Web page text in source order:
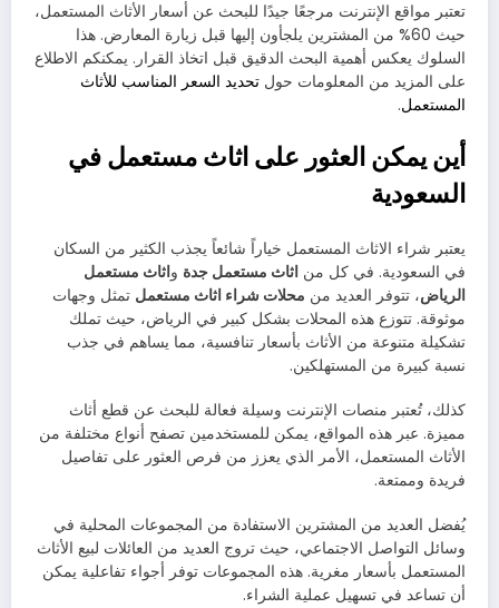
تعتبر مواقع الإنترنت مرجعًا جيدًا للبحث عن أسعار الأثاث المستعمل،
حيث 60% من المشترين يلجأون إليها قبل زيارة المعارض. هذا
السلوك يعكس أهمية البحث الدقيق قبل اتخاذ القرار. يمكنكم الاطلاع
على المزيد من المعلومات حول تحديد السعر المناسب للأثاث
المستعمل.
أين يمكن العثور على اثاث مستعمل في
السعودية
يعتبر شراء الاثاث المستعمل خياراً شائعاً يجذب الكثير من السكان
في السعودية. في كل من اثاث مستعمل جدة واثاث مستعمل
الرياض، تتوفر العديد من محلات شراء اثاث مستعمل تمثل وجهات
موثوقة. تتوزع هذه المحلات بشكل كبير في الرياض، حيث تملك
تشكيلة متنوعة من الأثاث بأسعار تنافسية، مما يساهم في جذب
نسبة كبيرة من المستهلكين.
كذلك، تُعتبر منصات الإنترنت وسيلة فعالة للبحث عن قطع أثاث
مميزة. عبر هذه المواقع، يمكن للمستخدمين تصفح أنواع مختلفة من
الأثاث المستعمل، الأمر الذي يعزز من فرص العثور على تفاصيل
فريدة وممتعة.
يُفضل العديد من المشترين الاستفادة من المجموعات المحلية في
وسائل التواصل الاجتماعي، حيث تروج العديد من العائلات لبيع الأثاث
المستعمل بأسعار مغرية. هذه المجموعات توفر أجواء تفاعلية يمكن
أن تساعد في تسهيل عملية الشراء.